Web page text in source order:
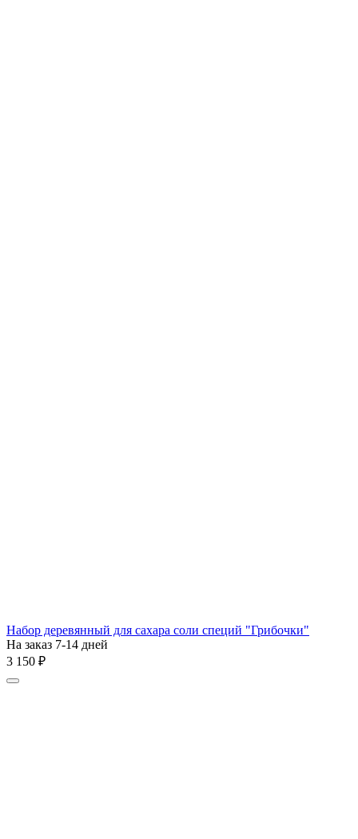
Набор деревянный для сахара соли специй "Грибочки"
На заказ 7-14 дней
3 150 ₽